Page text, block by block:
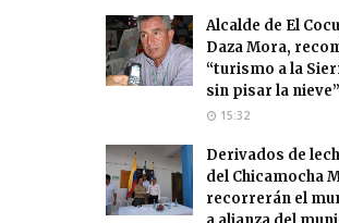
Alcalde de El
Daza Mora,
“turismo a la
sin pisar la nieve”
15:32
Derivados de
del Chicamocha
recorrerán el